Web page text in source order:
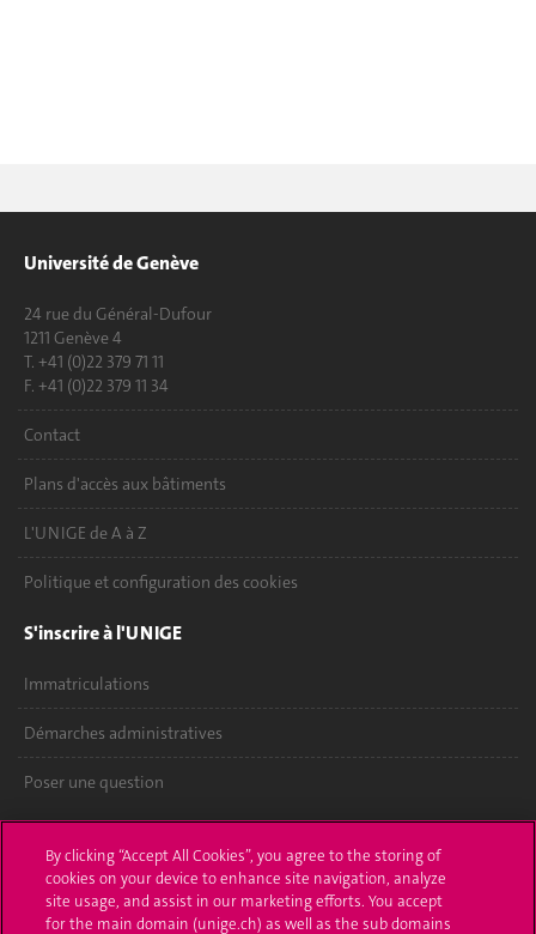
Université de Genève
24 rue du Général-Dufour
1211 Genève 4
T. +41 (0)22 379 71 11
F. +41 (0)22 379 11 34
Contact
Plans d'accès aux bâtiments
L'UNIGE de A à Z
Politique et configuration des cookies
S'inscrire à l'UNIGE
Immatriculations
Démarches administratives
Poser une question
UNIGE Mobile
By clicking “Accept All Cookies”, you agree to the storing of
cookies on your device to enhance site navigation, analyze
site usage, and assist in our marketing efforts. You accept
for the main domain (unige.ch) as well as the sub domains